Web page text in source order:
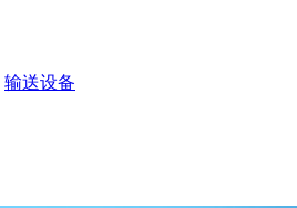
输送设备